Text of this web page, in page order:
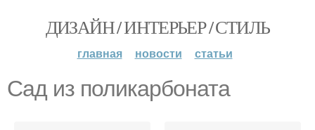
ДИЗАЙН / ИНТЕРЬЕР / СТИЛЬ
главная новости статьи
Сад из поликарбоната